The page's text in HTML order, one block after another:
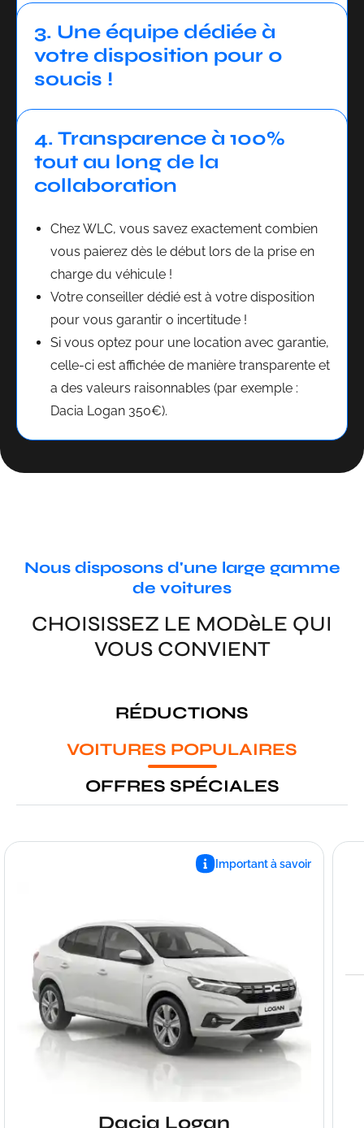
3. Une équipe dédiée à
votre disposition pour 0
soucis !
4. Transparence à 100%
tout au long de la
collaboration
Chez WLC, vous savez exactement combien
vous paierez dès le début lors de la prise en
charge du véhicule !
Votre conseiller dédié est à votre disposition
pour vous garantir 0 incertitude !
Si vous optez pour une location avec garantie,
celle-ci est affichée de manière transparente et
a des valeurs raisonnables (par exemple :
Dacia Logan 350€).
Nous disposons d'une large gamme
de voitures
CHOISISSEZ LE MODèLE QUI
VOUS CONVIENT
RÉDUCTIONS
VOITURES POPULAIRES
OFFRES SPÉCIALES
Important à savoir
Dacia Logan